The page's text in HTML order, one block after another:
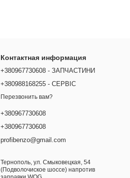
Контактная информация
+380967730608 - ЗАПЧАСТИНИ
+380988168255 - СЕРВІС
Перезвонить вам?
+380967730608
+380967730608
profibenzo@gmail.com
Тернополь, ул. Смыковецкая, 54
(Подволочиское шоссе) напротив